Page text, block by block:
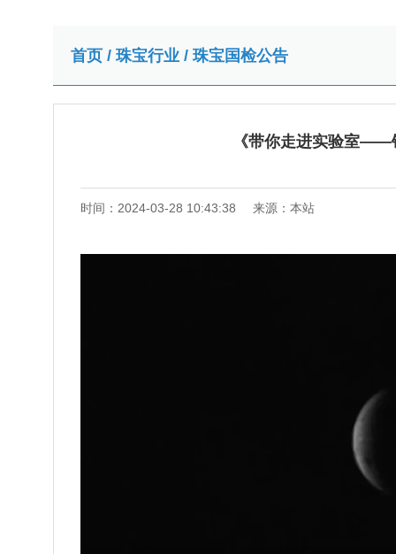
首页 / 珠宝行业 / 珠宝国检公告
《带你走进实验室——
时间：2024-03-28 10:43:38 来源：本站